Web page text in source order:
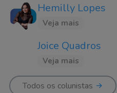
Hemilly Lopes
Veja mais
Joice Quadros
Veja mais
Todos os colunistas